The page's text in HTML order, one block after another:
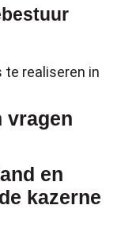
realiseren in
vragen
en
kazerne